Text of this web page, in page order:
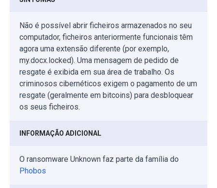
Não é possível abrir ficheiros armazenados no seu
computador, ficheiros anteriormente funcionais têm
agora uma extensão diferente (por exemplo,
my.docx.locked). Uma mensagem de pedido de
resgate é exibida em sua área de trabalho. Os
criminosos cibernéticos exigem o pagamento de um
resgate (geralmente em bitcoins) para desbloquear
os seus ficheiros.
INFORMAÇÃO ADICIONAL
O ransomware Unknown faz parte da família do
Phobos